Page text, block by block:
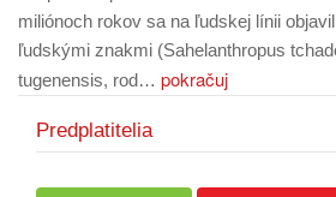
miliónoch rokov sa na ľudskej línii
ľudskými znakmi (Sahelanthropus
tugenensis, rod… pokračuj
Predplatitelia